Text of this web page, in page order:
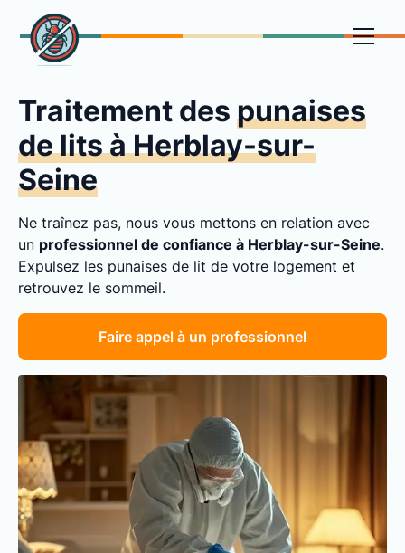
Traitement des punaises
de lits à Herblay-sur-
Seine
Ne traînez pas, nous vous mettons en relation avec
un professionnel de confiance à Herblay-sur-Seine.
Expulsez les punaises de lit de votre logement et
retrouvez le sommeil.
Faire appel à un professionnel